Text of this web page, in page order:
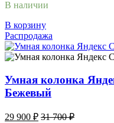
В наличии
В корзину
Распродажа
Умная колонка
Бежевый
29 900 ₽ 31 700₽